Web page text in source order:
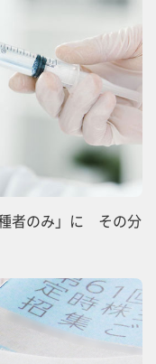
者のみ」に その分